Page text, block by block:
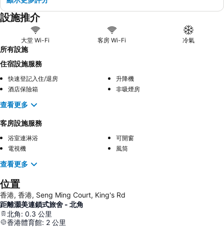
設施推介
大堂 Wi-Fi 客房 Wi-Fi 冷氣
所有設施
住宿設施服務
快速登記入住/退房
升降機
酒店保險箱
非吸煙房
查看更多
客房設施服務
浴室連淋浴
可開窗
電視機
風筒
查看更多
位置
香港, 香港, Seng Ming Court, King's Rd
距離灝美連鎖式旅舍 - 北角
北角: 0.3 公里
香港體育館: 2 公里